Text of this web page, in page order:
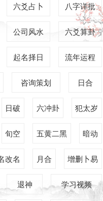
六爻占卜 八字详批
公司风水 六爻算卦
起名择日 流年运程
咨询策划 日合
日破 六冲卦 犯太岁
旬空 五黄二黑 暗动
改名 月合 增删卜易
退神 学习视频